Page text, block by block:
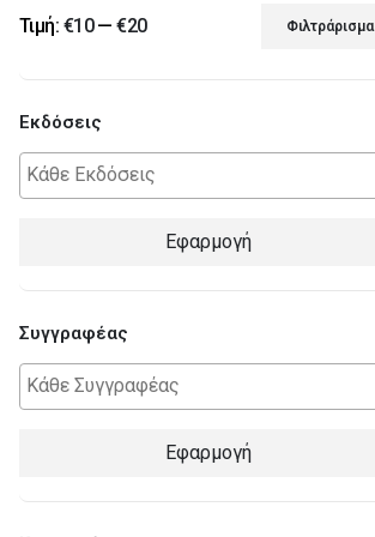
Ελάχιστη
τιμή
Μέγιστη
τιμή
Φιλτράρισμα
Τιμή: €10—€20
Εκδόσεις
Εφαρμογή
Συγγραφέας
Εφαρμογή